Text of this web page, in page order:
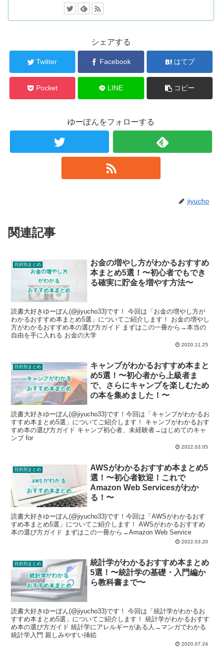
シェアする
Twitter Facebook はてブ
Pocket LINE コピー
ゆーぽんをフォローする
jiyucho
関連記事
目的別まとめ
お金の増やし方がわかるおすすめ
本まとめ5選！〜初心者でもでき
る確実に貯金を増やす方法〜
読書大好きゆーぽん(@jiyucho33)です！ 今回は「お金の増やし方が
わかるおすすめ本まとめ5選」についてご紹介します！ お金の増やし
方がわかるおすすめ本の選び方ガイド まずはこの一冊から→本当の
自由を手に入れる お金の大学
2020.11.25
目的別まとめ
キャンプがわかるおすすめ本まと
め5選！〜初心者から上級者ま
で、さらにキャンプを楽しむため
の本を集めました！〜
読書大好きゆーぽん(@jiyucho33)です！今回は「キャンプがわかるお
すすめ本まとめ5選」についてご紹介します！ キャンプがわかるおす
すめ本の選び方ガイド キャンプ初心者、未経験者→はじめてのキャ
ンプ for
2022.03.05
目的別まとめ
AWSがわかるおすすめ本まとめ5
選！〜初心者歓迎！これで
Amazon Web Servicesがわか
る！〜
読書大好きゆーぽん(@jiyucho33)です！今回は「AWSがわかるおす
すめ本まとめ5選」についてご紹介します！ AWSがわかるおすすめ
本の選び方ガイド まずはこの一冊から→Amazon Web Service
2022.03.20
目的別まとめ
統計学がわかるおすすめ本まとめ
5選！〜統計学の基礎・入門編か
ら教科書まで〜
読書大好きゆーぽん(@jiyucho33)です！ 今回は「統計学がわかるお
すすめ本まとめ5選」についてご紹介します！ 統計学がわかるおすす
め本の選び方ガイド 統計学にアレルギーがある人→マンガでわかる
統計学入門 親しみやすい挿絵
2020.07.24